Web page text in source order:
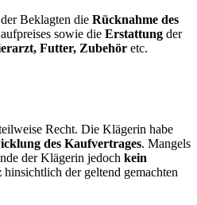
Beklagten die Rücknahme des
sowie die Erstattung der
Futter, Zubehör etc.
Recht. Die Klägerin habe
des Kaufvertrages. Mangels
der Klägerin jedoch kein
hinsichtlich der geltend gemachten